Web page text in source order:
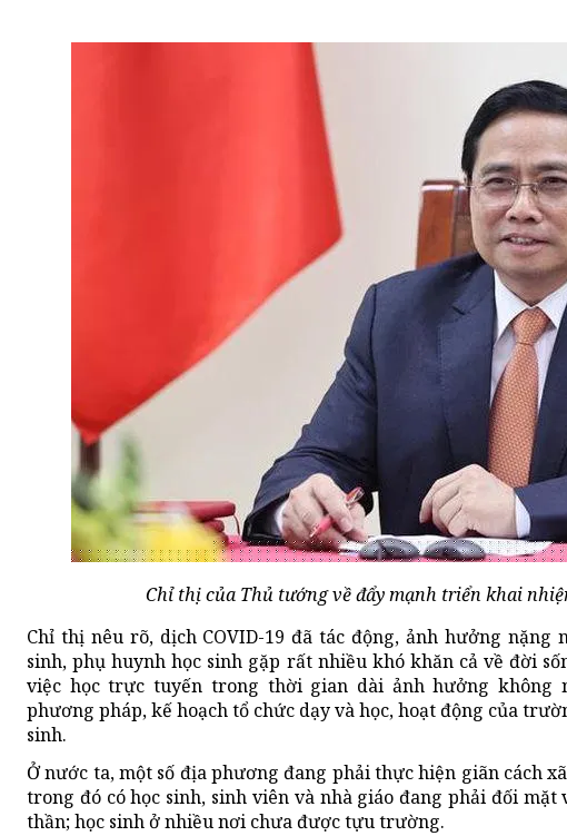
Chỉ thị của Thủ tướng về đẩy mạnh triển khai
Chỉ thị nêu rõ, dịch COVID-19 đã tác động, ảnh hưởng nặng
sinh, phụ huynh học sinh gặp rất nhiều khó khăn cả về đời
việc học trực tuyến trong thời gian dài ảnh hưởng không
phương pháp, kế hoạch tổ chức dạy và học, hoạt động của
sinh.
Ở nước ta, một số địa phương đang phải thực hiện giãn cách
trong đó có học sinh, sinh viên và nhà giáo đang phải đối
thần; học sinh ở nhiều nơi chưa được tựu trường.